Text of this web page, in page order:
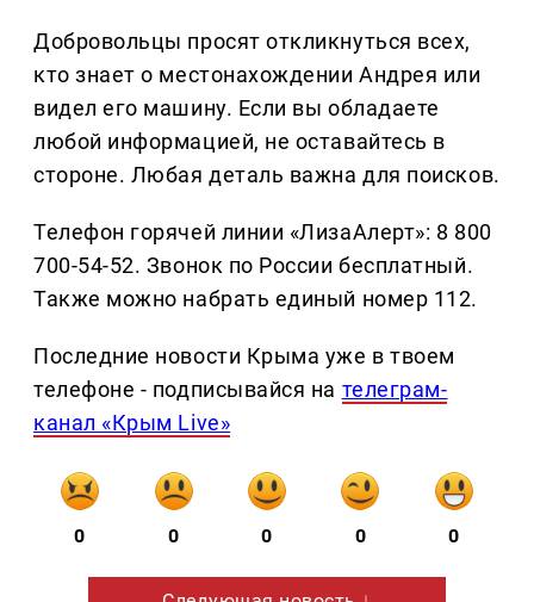
Добровольцы просят откликнуться всех,
кто знает о местонахождении Андрея или
видел его машину. Если вы обладаете
любой информацией, не оставайтесь в
стороне. Любая деталь важна для поисков.
Телефон горячей линии «ЛизаАлерт»: 8 800
700-54-52. Звонок по России бесплатный.
Также можно набрать единый номер 112.
Последние новости Крыма уже в твоем
телефоне - подписывайся на телеграм-
канал «Крым Live»
0 0 0 0 0